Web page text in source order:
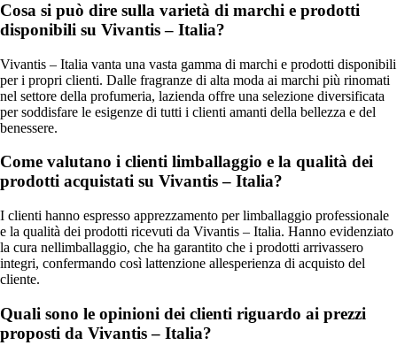
Cosa si può dire sulla varietà di marchi e prodotti
disponibili su Vivantis – Italia?
Vivantis – Italia vanta una vasta gamma di marchi e prodotti disponibili
per i propri clienti. Dalle fragranze di alta moda ai marchi più rinomati
nel settore della profumeria, lazienda offre una selezione diversificata
per soddisfare le esigenze di tutti i clienti amanti della bellezza e del
benessere.
Come valutano i clienti limballaggio e la qualità dei
prodotti acquistati su Vivantis – Italia?
I clienti hanno espresso apprezzamento per limballaggio professionale
e la qualità dei prodotti ricevuti da Vivantis – Italia. Hanno evidenziato
la cura nellimballaggio, che ha garantito che i prodotti arrivassero
integri, confermando così lattenzione allesperienza di acquisto del
cliente.
Quali sono le opinioni dei clienti riguardo ai prezzi
proposti da Vivantis – Italia?